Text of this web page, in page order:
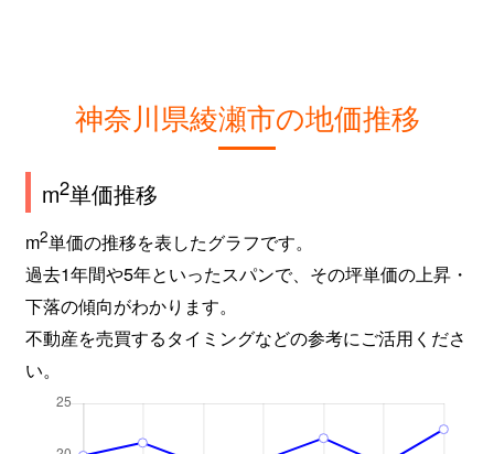
神奈川県綾瀬市の地価推移
m2単価推移
m2単価の推移を表したグラフです。
過去1年間や5年といったスパンで、その坪単価の上昇・
下落の傾向がわかります。
不動産を売買するタイミングなどの参考にご活用くださ
い。